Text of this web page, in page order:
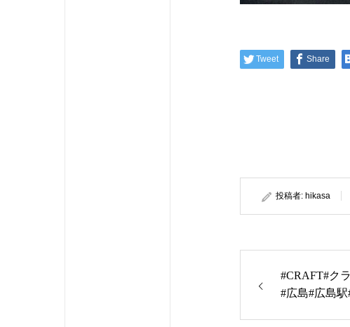
Tweet Share
投稿者: hikasa
#CRAFT#ク
#広島#広島